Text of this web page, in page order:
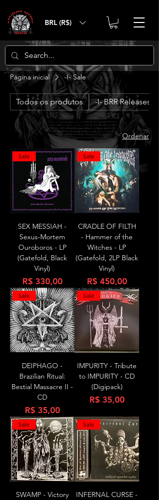
BRL (R$)
Página inicial -I- Sale
Todos os produtos -I- BRR Releases
Ordenar
Sale
SEX MESSIAH -
Sexus-Mortem
Ouroboros - LP
(Gatefold, Black
Vinyl)
Preço
R$ 330,00
Sale
CRADLE OF FILTH
- Hammer of the
Witches - LP
(Gatefold, 2LP Black
Vinyl)
Preço
R$ 450,00
Sale
DEIPHAGO -
Brazilian Ritual:
Bestial Massacre II -
CD
Preço
R$ 35,00
Sale
IMPURITY - Tribute
to IMPURITY - CD
(Digipack)
Preço
R$ 35,00
Sale
SWAMP - Victory
Sale
INFERNAL CURSE -